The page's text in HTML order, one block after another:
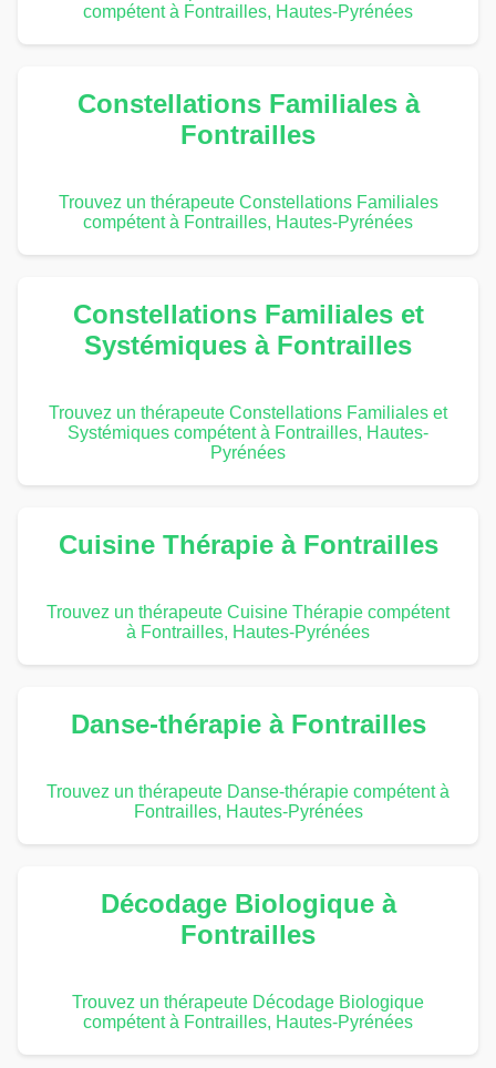
compétent à Fontrailles, Hautes-Pyrénées
Constellations Familiales à
Fontrailles
Trouvez un thérapeute Constellations Familiales
compétent à Fontrailles, Hautes-Pyrénées
Constellations Familiales et
Systémiques à Fontrailles
Trouvez un thérapeute Constellations Familiales et
Systémiques compétent à Fontrailles, Hautes-
Pyrénées
Cuisine Thérapie à Fontrailles
Trouvez un thérapeute Cuisine Thérapie compétent
à Fontrailles, Hautes-Pyrénées
Danse-thérapie à Fontrailles
Trouvez un thérapeute Danse-thérapie compétent à
Fontrailles, Hautes-Pyrénées
Décodage Biologique à
Fontrailles
Trouvez un thérapeute Décodage Biologique
compétent à Fontrailles, Hautes-Pyrénées